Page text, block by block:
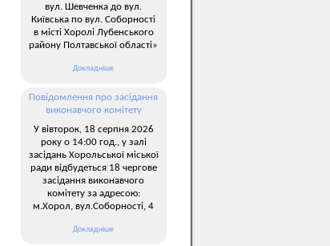
вул. Шевченка до вул.
Київська по вул. Соборності
в місті Хоролі Лубенського
району Полтавської області»
Докладніше
Повідомлення про засідання
виконавчого комітету
У вівторок, 18 серпня 2026
року о 14:00 год., у залі
засідань Хорольської міської
ради відбудеться 18 чергове
засідання виконавчого
комітету за адресою:
м.Хорол, вул.Соборності, 4
Докладніше